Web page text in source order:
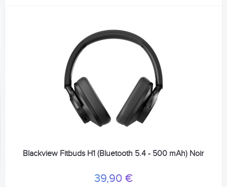
Blackview Fitbuds H1 (Bluetooth 5.4 - 500 mAh) Noir
39,90 €